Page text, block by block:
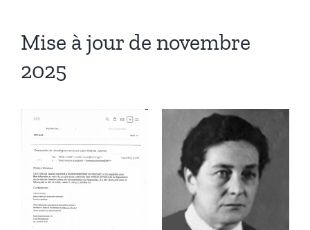
Mise à jour de novembre
2025